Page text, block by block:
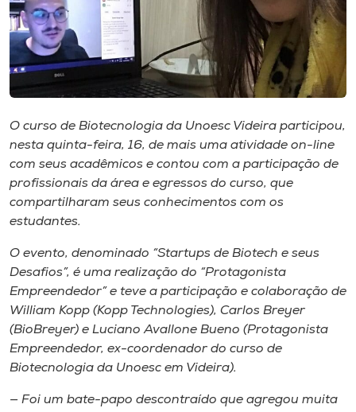
Museu
Unoesc
Store
Selecione
o idioma
A-
O curso de Biotecnologia da Unoesc Videira participou,
nesta quinta-feira, 16, de mais uma atividade on-line
com seus acadêmicos e contou com a participação de
profissionais da área e egressos do curso, que
compartilharam seus conhecimentos com os
estudantes.
O evento, denominado “Startups de Biotech e seus
Desafios”, é uma realização do “Protagonista
Empreendedor” e teve a participação e colaboração de
William Kopp (Kopp Technologies), Carlos Breyer
(BioBreyer) e Luciano Avallone Bueno (Protagonista
Empreendedor, ex-coordenador do curso de
Biotecnologia da Unoesc em Videira).
— Foi um bate-papo descontraído que agregou muita